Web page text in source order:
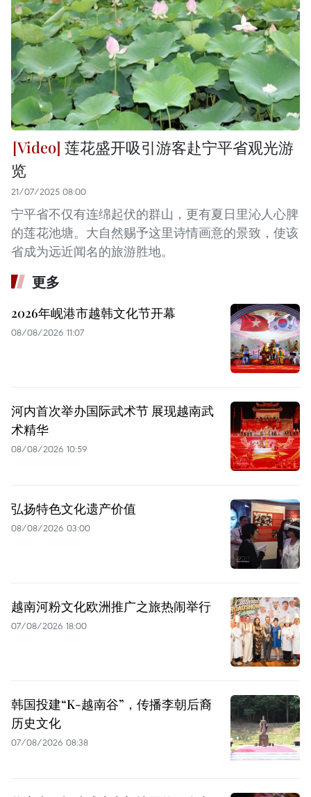
莲花盛开吸引游客赴宁平省观光游
览
21/07/2025 08:00
宁平省不仅有连绵起伏的群山，更有夏日里沁人心脾
的莲花池塘。大自然赐予这里诗情画意的景致，使该
省成为远近闻名的旅游胜地。
更多
2026年岘港市越韩文化节开幕
08/08/2026 11:07
河内首次举办国际武术节 展现越南武
术精华
08/08/2026 10:59
弘扬特色文化遗产价值
08/08/2026 03:00
越南河粉文化欧洲推广之旅热闹举行
07/08/2026 18:00
韩国投建“K-越南谷”，传播李朝后裔
历史文化
07/08/2026 08:38